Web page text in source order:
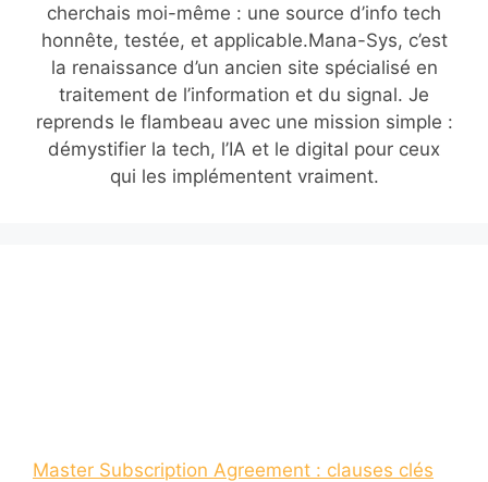
cherchais moi-même : une source d’info tech
honnête, testée, et applicable.Mana-Sys, c’est
la renaissance d’un ancien site spécialisé en
traitement de l’information et du signal. Je
reprends le flambeau avec une mission simple :
démystifier la tech, l’IA et le digital pour ceux
qui les implémentent vraiment.
Master Subscription Agreement : clauses clés